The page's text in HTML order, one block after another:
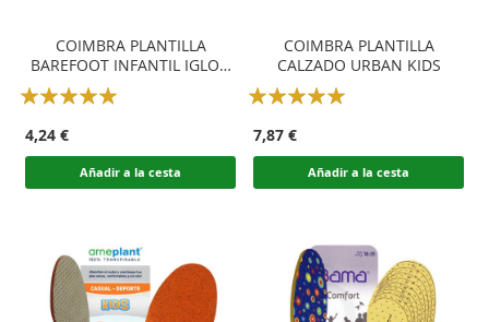
COIMBRA PLANTILLA
BAREFOOT INFANTIL IGLOO
POLAR RECORTABLE
Rating:
4,24 €
Añadir a la cesta
COIMBRA PLANTILLA
CALZADO URBAN KIDS
Rating:
7,87 €
Añadir a la cesta